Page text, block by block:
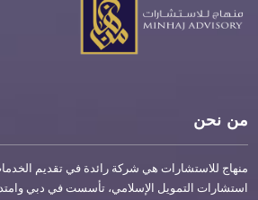
من نحن
منهاج للاستشارات هي شركة رائدة في تقديم
استشارات التمويل الإسلامي، تأسست في دبي وامتد